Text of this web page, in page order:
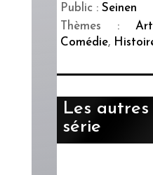
Public :Seinen
Thèmes :
Comédie,
Les
série